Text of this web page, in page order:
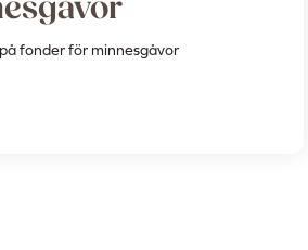
fonder för minnesgåvor